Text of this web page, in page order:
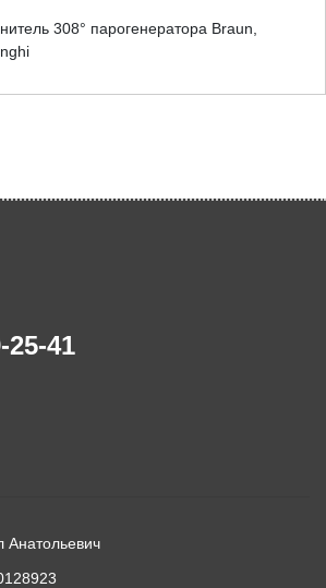
308° парогенератора Braun,
25-41
Анатольевич